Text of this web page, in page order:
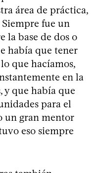
área de práctica,
Siempre fue un
la base de dos o
había que tener
que hacíamos,
en la
y que había que
para el
un gran mentor
eso siempre